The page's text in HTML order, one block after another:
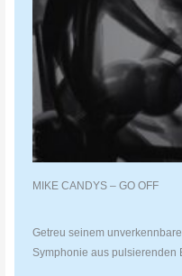
MIKE CANDYS – GO OFF
Getreu seinem
Symphonie aus